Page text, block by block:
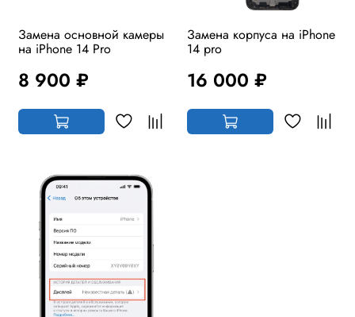
Замена основной камеры
на iPhone 14 Pro
8 900 ₽
Замена корпуса на iPhone
14 pro
16 000 ₽